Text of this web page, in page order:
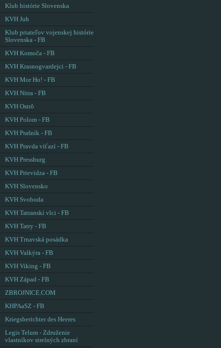
Klub histórie Slovenska
KVH Juh
Klub priateľov vojenskej histórie
Slovenska - FB
KVH Komoča - FB
KVH Krasnogvardejci - FB
KVH Mor Ho! - FB
KVH Nitra - FB
KVH Ostrô
KVH Polom - FB
KVH Prašník - FB
KVH Pravda víťazí - FB
KVH Pressburg
KVH Prievidza - FB
KVH Slovensko
KVH Svoboda
KVH Tatranskí vlci - FB
KVH Tatry - FB
KVH Trnavská posádka
KVH Valkýra - FB
KVH Viking - FB
KVH Západ - FB
ZBROJNICE.COM
KHPAaSZ - FB
Kriegsberichter des Heeres
Legis Telum - Združenie
vlastníkov strelných zbraní